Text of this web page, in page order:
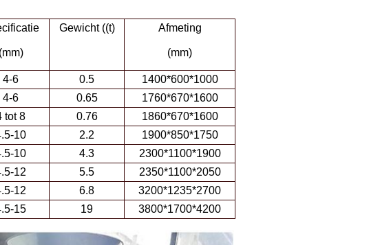
(mm)
Gewicht ((t) Afmeting
(mm)
4-6 0.5
1400*600*1000
4-6 0.65
1760*670*1600
tot 8 0.76
1860*670*1600
10 2.2
1900*850*1750
10 4.3
2300*1100*1900
12 5.5
2350*1100*2050
12 6.8
3200*1235*2700
15 19 3800*1700*4200